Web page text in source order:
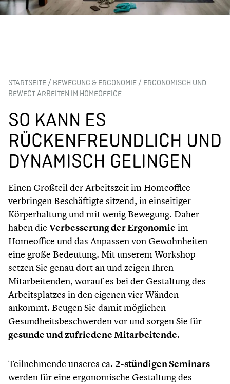
STARTSEITE / BEWEGUNG & ERGONOMIE / ERGONOMISCH UND
BEWEGT ARBEITEN IM HOMEOFFICE
SO KANN ES
RÜCKENFREUNDLICH UND
DYNAMISCH GELINGEN
Einen Großteil der Arbeitszeit im Homeoffice
verbringen Beschäftigte sitzend, in einseitiger
Körperhaltung und mit wenig Bewegung. Daher
haben die Verbesserung der Ergonomie im
Homeoffice und das Anpassen von Gewohnheiten
eine große Bedeutung. Mit unserem Workshop
setzen Sie genau dort an und zeigen Ihren
Mitarbeitenden, worauf es bei der Gestaltung des
Arbeitsplatzes in den eigenen vier Wänden
ankommt. Beugen Sie damit möglichen
Gesundheitsbeschwerden vor und sorgen Sie für
gesunde und zufriedene Mitarbeitende.
Teilnehmende unseres ca. 2-stündigen Seminars
werden für eine ergonomische Gestaltung des